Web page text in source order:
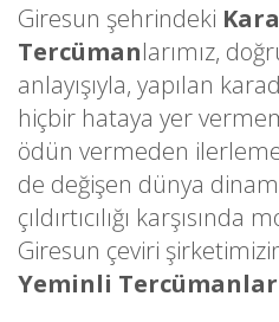
Giresun şehrindeki
Tercümanlarımız,
anlayışıyla, yapılan
hiçbir hataya yer
ödün vermeden
de değişen dünya
çıldırtıcılığı
Giresun çeviri
Yeminli